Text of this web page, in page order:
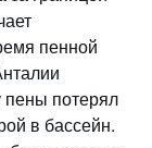
пенной
пены потерял
в бассейн.